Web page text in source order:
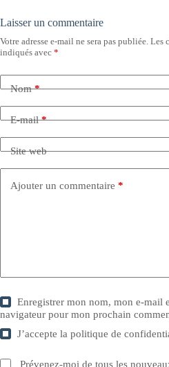
Laisser un commentaire
Votre adresse e-mail ne sera pas publiée. Les
indiqués avec *
Nom*
E-mail*
Site web
Ajouter un commentaire *
Enregistrer mon nom, mon e-mail
navigateur pour mon prochain
J’accepte lapolitique de
Prévenez-moi de tous les